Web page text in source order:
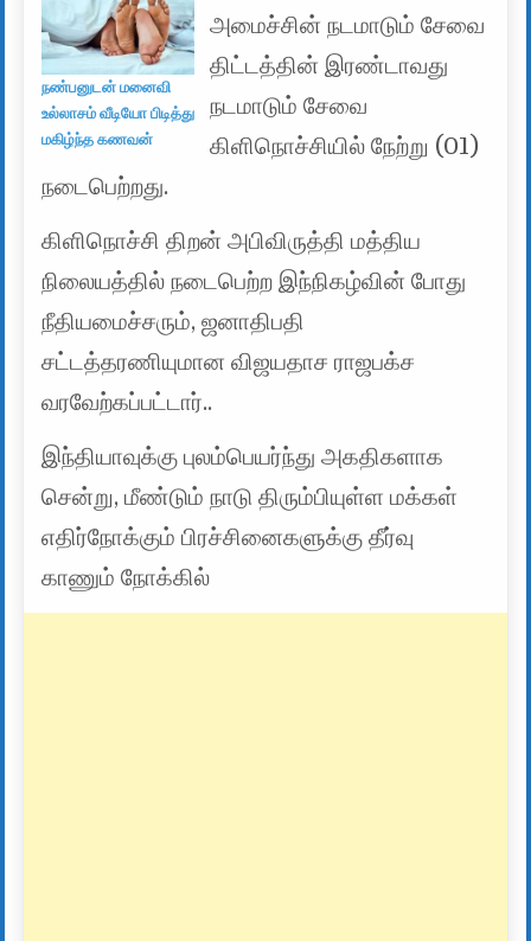
நண்பனுடன் மனைவி
உல்லாசம் வீடியோ பிடித்து
மகிழ்ந்த கணவன்
அமைச்சின் நடமாடும் சேவை
திட்டத்தின் இரண்டாவது
நடமாடும் சேவை
கிளிநொச்சியில் நேற்று (01)
நடைபெற்றது.
கிளிநொச்சி திறன் அபிவிருத்தி மத்திய
நிலையத்தில் நடைபெற்ற இந்நிகழ்வின் போது
நீதியமைச்சரும், ஜனாதிபதி
சட்டத்தரணியுமான விஜயதாச ராஜபக்ச
வரவேற்கப்பட்டார்..
இந்தியாவுக்கு புலம்பெயர்ந்து அகதிகளாக
சென்று, மீண்டும் நாடு திரும்பியுள்ள மக்கள்
எதிர்நோக்கும் பிரச்சினைகளுக்கு தீர்வு
காணும் நோக்கில்